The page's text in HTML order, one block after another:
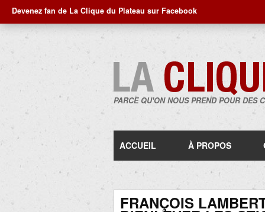
Devenez fan de La Clique du Plateau sur Facebook
PARCE QU'ON NOUS PREND POUR DES
ACCUEIL À PROPOS
FRANÇOIS